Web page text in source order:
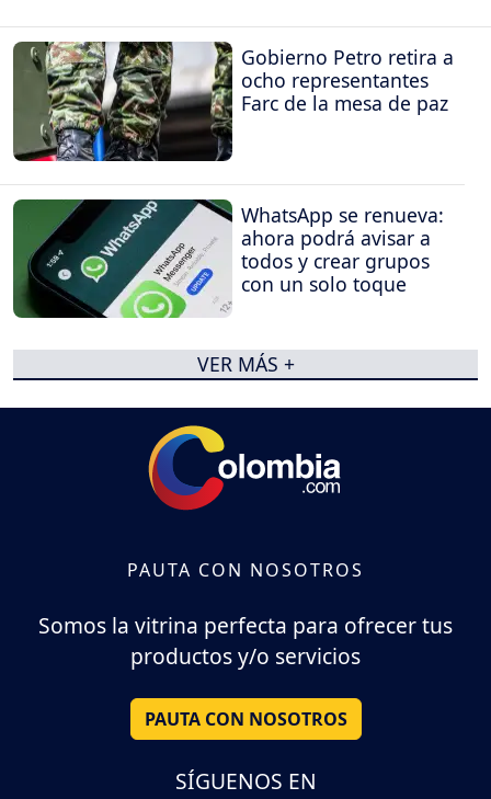
Gobierno Petro retira a
ocho representantes
Farc de la mesa de paz
WhatsApp se renueva:
ahora podrá avisar a
todos y crear grupos
con un solo toque
VER MÁS +
PAUTA CON NOSOTROS
Somos la vitrina perfecta para ofrecer tus
productos y/o servicios
PAUTA CON NOSOTROS
SÍGUENOS EN